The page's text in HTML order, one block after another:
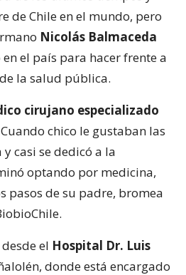
de Chile en el mundo, pero
Nicolás Balmaceda
el país para hacer frente a
la salud pública.
cirujano especializado
chico le gustaban las
casi se dedicó a la
optando por medicina,
pasos de su padre, bromea
el Hospital Dr. Luis
donde está encargado